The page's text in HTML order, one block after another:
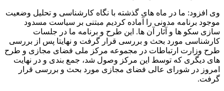
وی افزود: ما در ماه های گذشته با نگاه کارشناسی و تحلیل وضعیت
موجود برنامه مدونی را آماده کردیم مبتنی بر سیاست مسدود
سازی سکو ها و آثار آن ها. این طرح و برنامه ما در جلسات
کارشناسی مورد بحث و بررسی قرار گرفت و نهایتا پس از بررسی
طرح وزارت ارتباطات در مجموعه مرکز ملی فضای مجازی و طرح
های دیگری که توسط این مرکز وصول شد، جمع بندی و در نهایت
امروز در شورای عالی فضای مجازی مورد بحث و بررسی قرار
گرفت.